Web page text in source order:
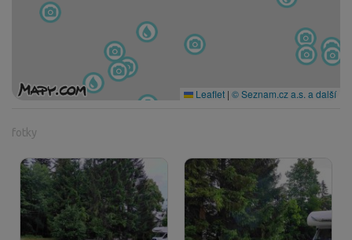
Leaflet | © Seznam.cz a.s. a další
fotky